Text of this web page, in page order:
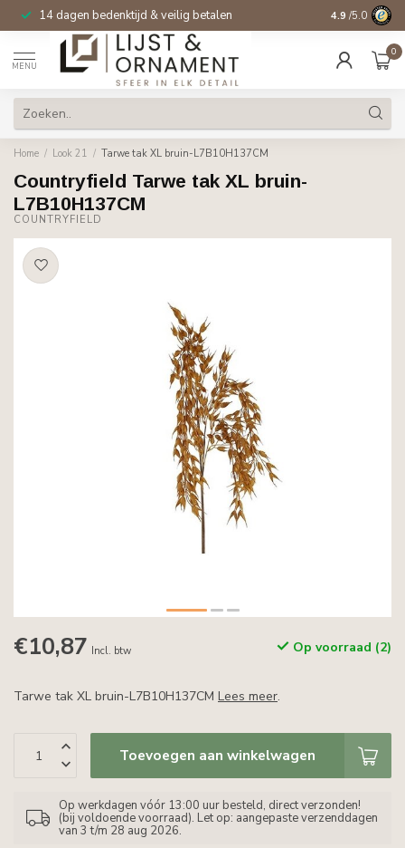
14 dagen bedenktijd & veilig betalen 4.9 /5.0
MENU
0
Home / Look 21 / Tarwe tak XL bruin-L7B10H137CM
Countryfield Tarwe tak XL bruin-
L7B10H137CM
COUNTRYFIELD
€10,87 Incl. btw Op voorraad (2)
Tarwe tak XL bruin-L7B10H137CM Lees meer.
Toevoegen aan winkelwagen
Op werkdagen vóór 13:00 uur besteld, direct verzonden!
(bij voldoende voorraad). Let op: aangepaste verzenddagen
van 3 t/m 28 aug 2026.